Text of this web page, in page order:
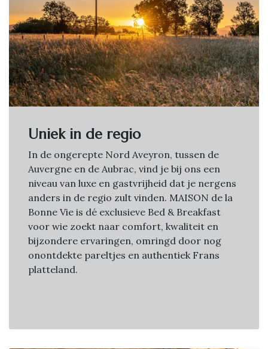
Uniek in de regio
In de ongerepte Nord Aveyron, tussen de
Auvergne en de Aubrac, vind je bij ons een
niveau van luxe en gastvrijheid dat je nergens
anders in de regio zult vinden. MAISON de la
Bonne Vie is dé exclusieve Bed & Breakfast
voor wie zoekt naar comfort, kwaliteit en
bijzondere ervaringen, omringd door nog
onontdekte pareltjes en authentiek Frans
platteland.